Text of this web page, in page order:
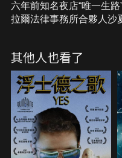
六年前知名夜店“唯一生
拉爾法律事務所合夥人沙
火場倖存，卻深受打擊，
在安娜的調查之下，她發
畫面竟憑空消失，她的記
無意中發現丈夫的電腦裡
遭受性虐待的照片，保險
照，她循著線索來到斯普
夥人一直都在從事不法勾
人竟是如此陌生。火災真
其他人也看了